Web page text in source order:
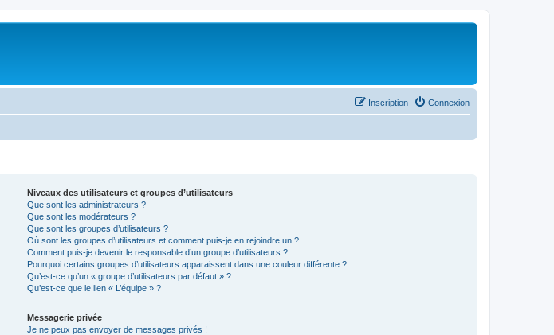
Connexion
Inscription
Niveaux des utilisateurs et groupes d’utilisateurs
Que sont les administrateurs ?
Que sont les modérateurs ?
Que sont les groupes d’utilisateurs ?
Où sont les groupes d’utilisateurs et comment puis-je en rejoindre un ?
Comment puis-je devenir le responsable d’un groupe d’utilisateurs ?
Pourquoi certains groupes d’utilisateurs apparaissent dans une couleur différente ?
Qu’est-ce qu’un « groupe d’utilisateurs par défaut » ?
Qu’est-ce que le lien « L’équipe » ?
Messagerie privée
Je ne peux pas envoyer de messages privés !